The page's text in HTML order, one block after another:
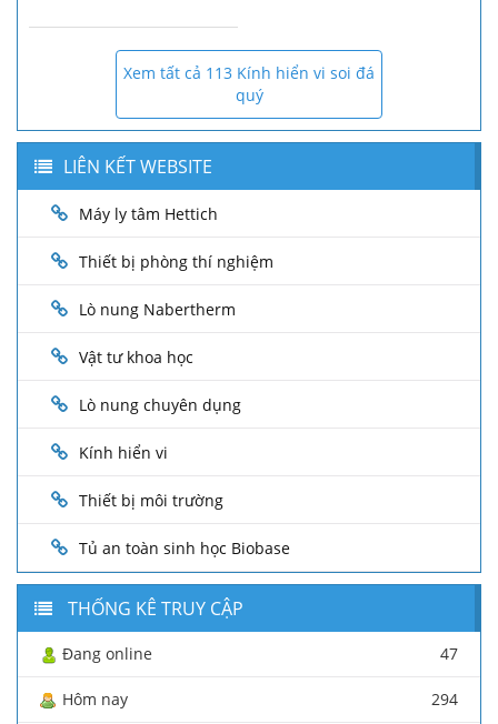
Xem tất cả 113 Kính hiển vi soi đá
quý
LIÊN KẾT WEBSITE
Máy ly tâm Hettich
Thiết bị phòng thí nghiệm
Lò nung Nabertherm
Vật tư khoa học
Lò nung chuyên dụng
Kính hiển vi
Thiết bị môi trường
Tủ an toàn sinh học Biobase
THỐNG KÊ TRUY CẬP
Đang online 47
Hôm nay 294